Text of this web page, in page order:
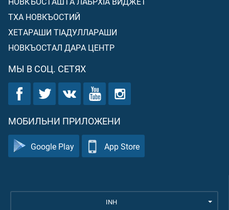
ТХА НОВКЪОСТИЙ
ХЕТАРАШИ ТIАДУЛЛАРАШИ
НОВКЪОСТАЛ ДАРА ЦЕНТР
МЫ В СОЦ. СЕТЯХ
МОБИЛЬНИ ПРИЛОЖЕНИ
Google Play App Store
INH